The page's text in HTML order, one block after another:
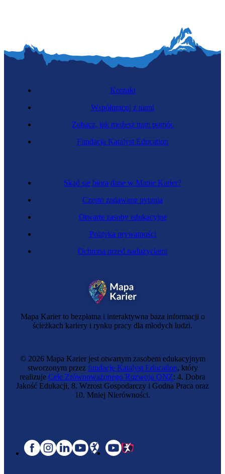
Mapa Karier to bezpłatna i interaktywna baza informacji o
ścieżkach kariery i rynku pracy dla młodych ludzi.
Skąd się biorą dane w Mapie Karier?
Często zadawane pytania
Otwarte zasoby edukacyjne
Polityka prywatności
Ochrona przed nadużyciami
Kontakt
Współpracuj z nami
Zobacz, jak możesz nam pomóc
Fundacja Katalyst Education
© 2026 Mapa Karier jest otwartym zasobem edukacyjnym
stworzonym przez fundację Katalyst Education, który
realizuje Cele Zrównoważonego Rozwoju ONZ: 4. Dobra
Jakość Edukacji, 8. Wzrost Gospodarczy i Godna Praca oraz
10. Mniej Nierówności.